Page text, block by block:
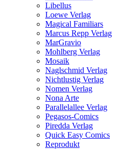
Libellus
Loewe Verlag
Magical Familiars
Marcus Repp Verlag
MarGravio
Mohlberg Verlag
Mosaik
Naglschmid Verlag
Nichtlustig Verlag
Nomen Verlag
Nona Arte
Parallelallee Verlag
Pegasos-Comics
Piredda Verlag
Quick Easy Comics
Reprodukt